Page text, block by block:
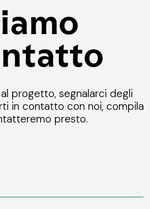
progetto, segnalarci degli
in contatto con noi, compila
presto.